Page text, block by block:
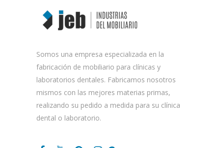
Somos una empresa especializada en la
fabricación de mobiliario para clínicas y
laboratorios dentales. Fabricamos nosotros
mismos con las mejores materias primas,
realizando su pedido a medida para su clínica
dental o laboratorio.